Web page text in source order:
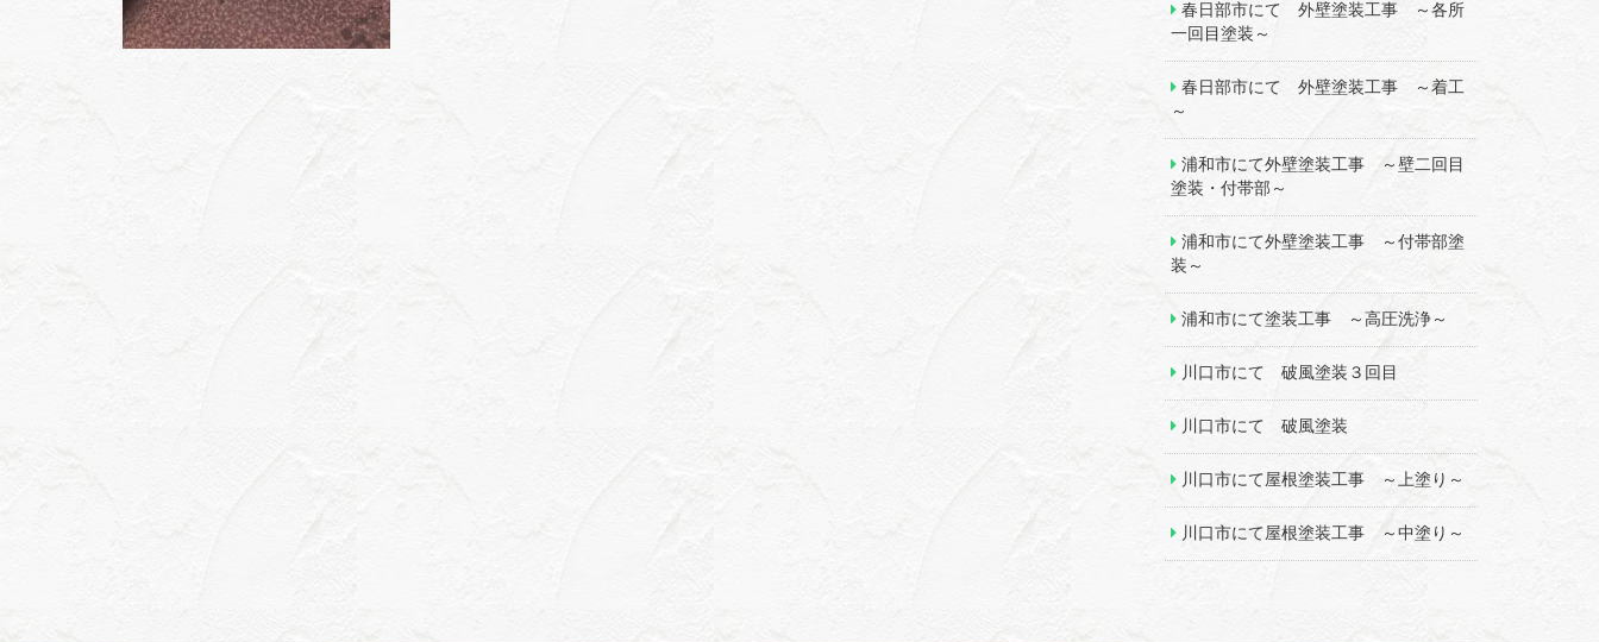
春日部市にて 外壁塗装工事 ～各所
一回目塗装～
春日部市にて 外壁塗装工事 ～着工
～
浦和市にて外壁塗装工事 ～壁二回目
塗装・付帯部～
浦和市にて外壁塗装工事 ～付帯部塗
装～
浦和市にて塗装工事 ～高圧洗浄～
川口市にて 破風塗装３回目
川口市にて 破風塗装
川口市にて屋根塗装工事 ～上塗り～
川口市にて屋根塗装工事 ～中塗り～